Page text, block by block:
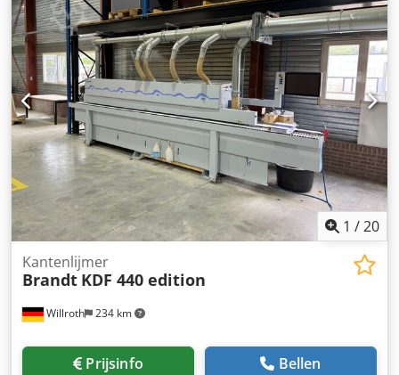
1 /20
Willroth 234 km
Kantenlijmer
Brandt KDF 440 edition
Prijsinfo Bellen